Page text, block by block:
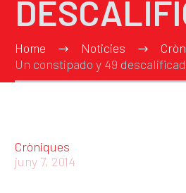
Home Noticies
Un constipado y 49
Cròniques
juny 7, 2014